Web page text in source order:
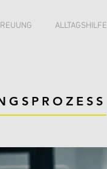
ALLTAGSHILFE